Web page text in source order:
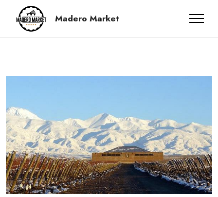
Madero Market